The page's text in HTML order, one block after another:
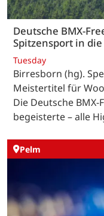
Deutsche BMX-
Spitzensport in die
Tuesday
Birresborn (hg).
Meistertitel für
Die Deutsche
begeisterte – alle
Pelm